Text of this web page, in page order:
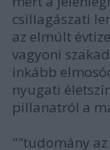
csillagászati
az elmúlt
vagyoni
inkább
nyugati
pillanatról a
""tudomány az